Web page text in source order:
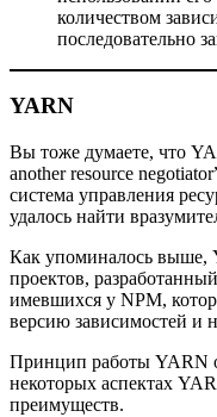
количеством
последовательно
YARN
Вы тоже думаете, что
another resource
система управления
удалось найти
Как упоминалось выше,
проектов,
имевшихся у NPM,
версию зависимостей и
Принцип работы YARN
некоторых аспектах
преимуществ.